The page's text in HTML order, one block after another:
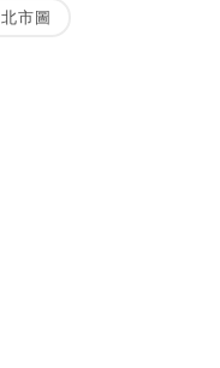
北市圖